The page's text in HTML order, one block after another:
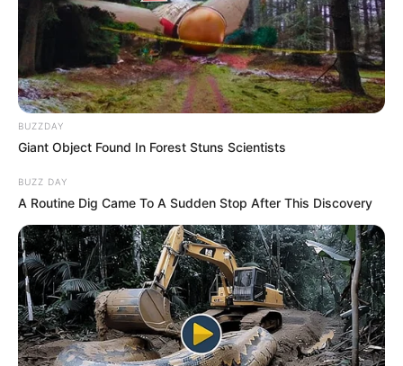
amikor hasfájása volt!
Te pedig csak úgy elvettél egy kész férfit, és most
itt ülsz, élsz, eszel, lélegzel, mintha minden
megengedett lenne neked!
amilyet még az első napokban sem éreztem a
baleset után. – Összekevered a szerelmet a
birtoklási vágyakkal – mondtam, meglepve saját
nyugalmam. – A fiad mindkettőnket szeretett. És
nem neked hagyott mindent. Mert tudta, hogy
Maxim és én vagyunk a családja.
BUZZDAY
Giant Object Found In Forest Stuns Scientists
BUZZ DAY
A Routine Dig Came To A Sudden Stop After This Discovery